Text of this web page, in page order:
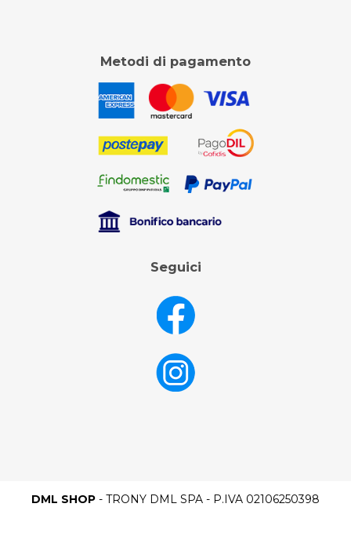
Metodi di pagamento
Seguici
DML SHOP - TRONY DML SPA - P.IVA 02106250398